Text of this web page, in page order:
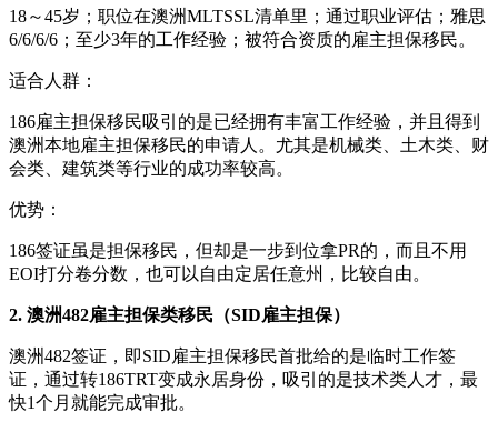
18～45岁；职位在澳洲MLTSSL清单里；通过职业评估；雅思
6/6/6/6；至少3年的工作经验；被符合资质的雇主担保移民。
适合人群：
186雇主担保移民吸引的是已经拥有丰富工作经验，并且得到
澳洲本地雇主担保移民的申请人。尤其是机械类、土木类、财
会类、建筑类等行业的成功率较高。
优势：
186签证虽是担保移民，但却是一步到位拿PR的，而且不用
EOI打分卷分数，也可以自由定居任意州，比较自由。
2. 澳洲482雇主担保类移民（SID雇主担保）
澳洲482签证，即SID雇主担保移民首批给的是临时工作签
证，通过转186TRT变成永居身份，吸引的是技术类人才，最
快1个月就能完成审批。